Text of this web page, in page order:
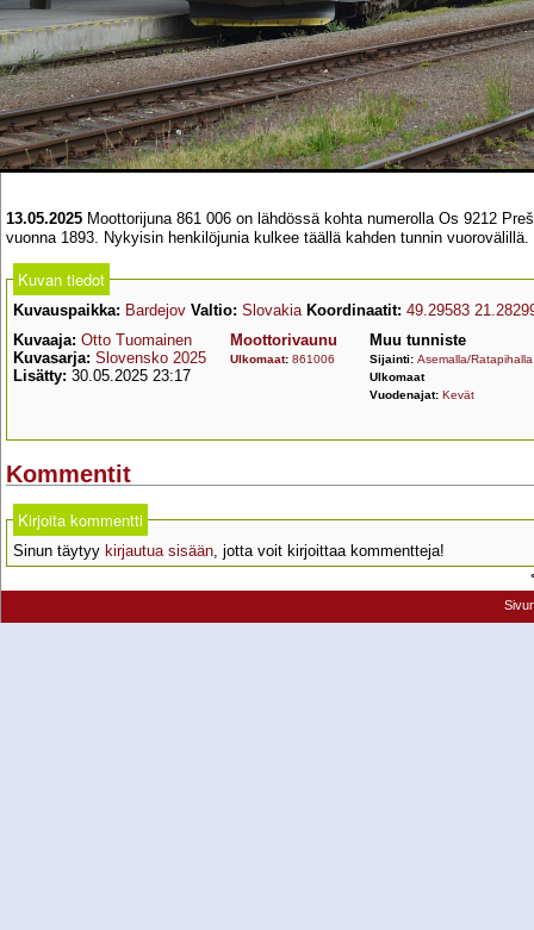
13.05.2025 Moottorijuna 861 006 on lähdössä kohta numerolla Os 9212
vuonna 1893. Nykyisin henkilöjunia kulkee täällä kahden tunnin vuorovälillä.
Kuvan tiedot
Kuvauspaikka: Bardejov Valtio: Slovakia Koordinaatit: 49.29583
Kuvaaja: Otto Tuomainen
Kuvasarja: Slovensko 2025
Lisätty: 30.05.2025 23:17
Moottorivaunu
Ulkomaat: 861006
Muu tunniste
Sijainti: Asemalla/Ratapihalla
Ulkomaat
Vuodenajat: Kevät
Kommentit
Kirjoita kommentti
Sinun täytyy kirjautua sisään , jotta voit kirjoittaa kommentteja!